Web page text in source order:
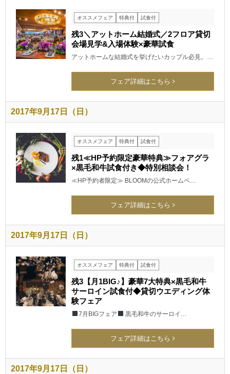
オススメフェア 特典付 試食付
残3＼アットホーム結婚式／2フロア貸切
会場見学&入場体験×豪華試食
アットホームな結婚式を挙げたいカップル必見。…
フェア詳細はこちら
2017年9月17日（日）
オススメフェア 特典付 試食付
残1≪HP予約限定豪華特典≫フォアグラ
×黒毛和牛試食付き◆特別相談会！
≪HP予約者限定≫ BLOOMの公式ホームペ…
フェア詳細はこちら
2017年9月17日（日）
オススメフェア 特典付 試食付
残3【月1BIG♪】豪華7大特典×黒毛和牛
サーロイン試食付◆貸切ウエディング体
験フェア
7月BIGフェア 黒毛和牛のサーロイ…
フェア詳細はこちら
2017年9月17日（日）